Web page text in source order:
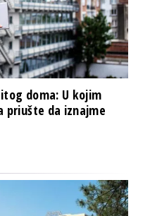
doma: U kojim
priušte da iznajme